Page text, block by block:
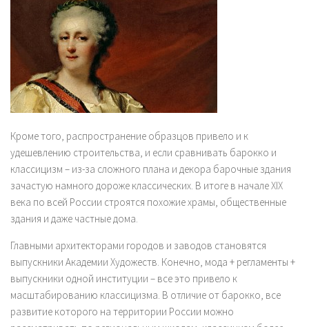
Кроме того, распространение образцов привело и к
удешевлению строительства, и если сравнивать барокко и
классицизм – из-за сложного плана и декора барочные здания
зачастую намного дороже классических. В итоге в начале XIX
века по всей России строятся похожие храмы, общественные
здания и даже частные дома.
Главными архитекторами городов и заводов становятся
выпускники Академии Художеств. Конечно, мода + регламенты +
выпускники одной институции – все это привело к
масштабированию классицизма. В отличие от барокко, все
развитие которого на территории России можно